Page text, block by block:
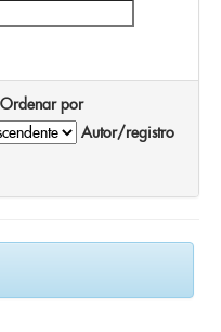
Ordenar por
Autor/registro